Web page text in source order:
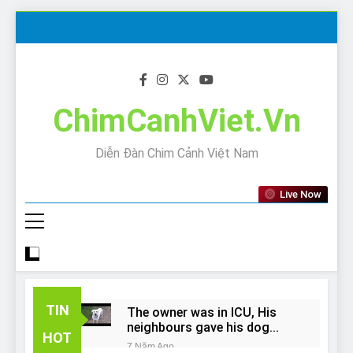
ChimCanhViet.Vn
Diễn Đàn Chim Cảnh Việt Nam
Live Now
TIN
HOT
The owner was in ICU, His
neighbours gave his dog
away!
7 Năm Ago